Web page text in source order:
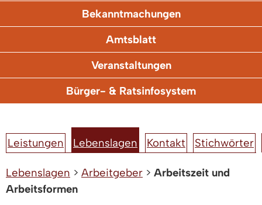
Bekanntmachungen
Amtsblatt
Veranstaltungen
Bürger- & Ratsinfosystem
Leistungen Lebenslagen Kontakt Stichwörter
Lebenslagen > Arbeitgeber > Arbeitszeit und
Arbeitsformen